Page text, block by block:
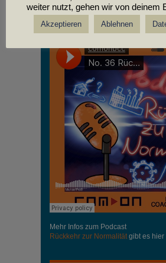
PODCASTS
Mehr Infos zum Podcast
Rückkehr zur Normalitätgibt es hier
weiter nutzt, gehen wir von deinem
Akzeptieren Ablehnen